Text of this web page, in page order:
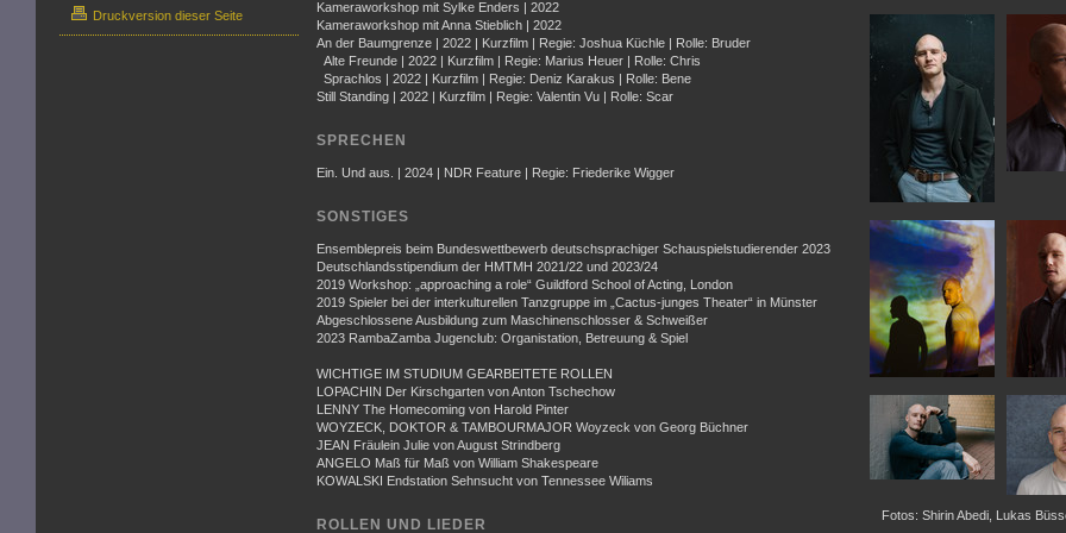
Druckversion dieser Seite
Kameraworkshop mit Sylke Enders | 2022
Kameraworkshop mit Anna Stieblich | 2022
An der Baumgrenze | 2022 | Kurzfilm | Regie: Joshua Küchle | Rolle: Bruder
Alte Freunde | 2022 | Kurzfilm | Regie: Marius Heuer | Rolle: Chris
Sprachlos | 2022 | Kurzfilm | Regie: Deniz Karakus | Rolle: Bene
Still Standing | 2022 | Kurzfilm | Regie: Valentin Vu | Rolle: Scar
SPRECHEN
Ein. Und aus. | 2024 | NDR Feature | Regie: Friederike Wigger
SONSTIGES
Ensemblepreis beim Bundeswettbewerb deutschsprachiger Schauspielstudierender 2023
Deutschlandsstipendium der HMTMH 2021/22 und 2023/24
2019 Workshop: „approaching a role“ Guildford School of Acting, London
2019 Spieler bei der interkulturellen Tanzgruppe im „Cactus-junges Theater“ in Münster
Abgeschlossene Ausbildung zum Maschinenschlosser & Schweißer
2023 RambaZamba Jugenclub: Organistation, Betreuung & Spiel
WICHTIGE IM STUDIUM GEARBEITETE ROLLEN
LOPACHIN Der Kirschgarten von Anton Tschechow
LENNY The Homecoming von Harold Pinter
WOYZECK, DOKTOR & TAMBOURMAJOR Woyzeck von Georg Büchner
JEAN Fräulein Julie von August Strindberg
ANGELO Maß für Maß von William Shakespeare
KOWALSKI Endstation Sehnsucht von Tennessee Wiliams
ROLLEN UND LIEDER
Fotos: Shirin Abedi, Lukas